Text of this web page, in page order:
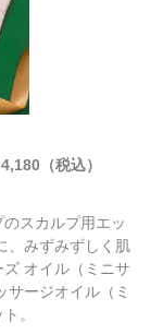
4,180（税込）
スカルプ用エッ
、みずみずしく肌
オイル（ミニサ
サージオイル（ミ
。